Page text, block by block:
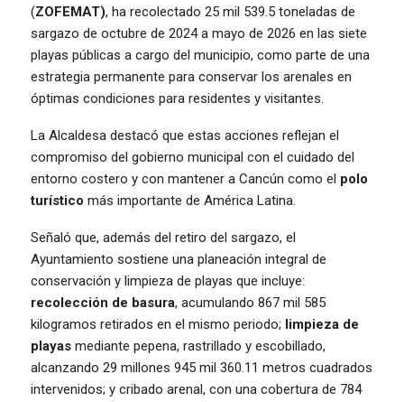
(ZOFEMAT), ha recolectado 25 mil 539.5 toneladas de
sargazo de octubre de 2024 a mayo de 2026 en las siete
playas públicas a cargo del municipio, como parte de una
estrategia permanente para conservar los arenales en
óptimas condiciones para residentes y visitantes.
La Alcaldesa destacó que estas acciones reflejan el
compromiso del gobierno municipal con el cuidado del
entorno costero y con mantener a Cancún como el polo
turístico más importante de América Latina.
Señaló que, además del retiro del sargazo, el
Ayuntamiento sostiene una planeación integral de
conservación y limpieza de playas que incluye:
recolección de basura, acumulando 867 mil 585
kilogramos retirados en el mismo periodo; limpieza de
playas mediante pepena, rastrillado y escobillado,
alcanzando 29 millones 945 mil 360.11 metros cuadrados
intervenidos; y cribado arenal, con una cobertura de 784